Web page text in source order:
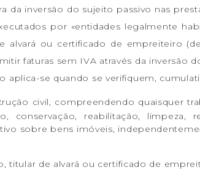
da inversão do sujeito passivo nas
por «entidades legalmente
alvará ou certificado de empreiteiro
faturas sem IVA através da inversão
aplica-se quando se verifiquem,
civil, compreendendo quaisquer
conservação, reabilitação,
sobre bens imóveis,
titular de alvará ou certificado de